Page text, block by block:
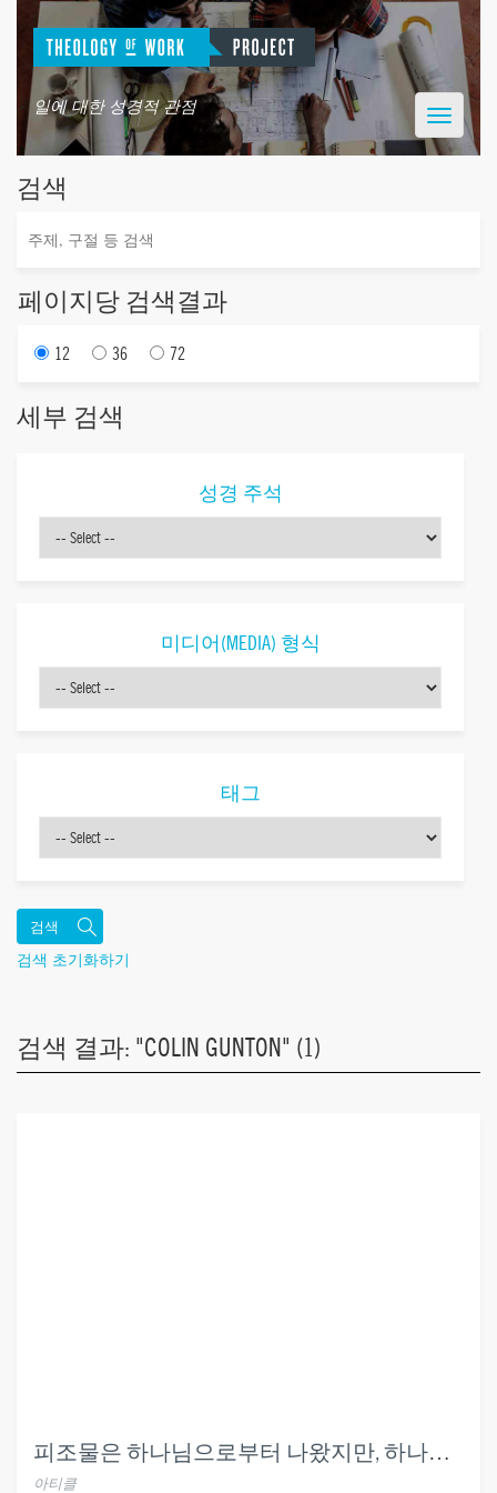
일에 대한 성경적 관점
Toggle
검색
페이지당 검색결과
12 36 72
세부 검색
성경 주석
미디어(MEDIA) 형식
태그
검색 초기화하기
검색 결과: "COLIN GUNTON" (1)
피조물은 하나님으로부터 나왔지만, 하나님과 동일하지는 않다 (창1:11)
아티클